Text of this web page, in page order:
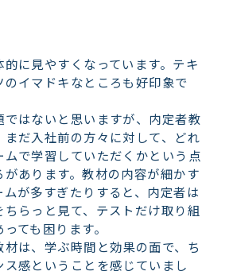
に見やすくなっています。テキ
のイマドキなところも好印象で
はないと思いますが、内定者教
だ入社前の方々に対して、どれ
ムで学習していただくかという点
あります。教材の内容が細かす
が多すぎたりすると、内定者は
ちらっと見て、テストだけ取り組
ても困ります。
は、学ぶ時間と効果の面で、ち
ス感ということを感じていまし